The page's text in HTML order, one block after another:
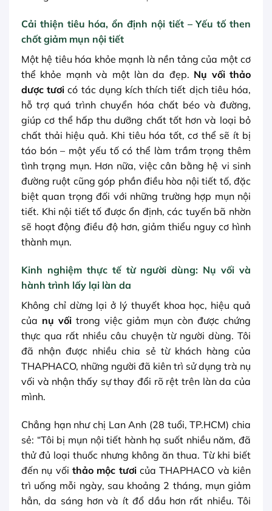
Cải thiện tiêu hóa, ổn định nội tiết – Yếu tố then
chốt giảm mụn nội tiết
Một hệ tiêu hóa khỏe mạnh là nền tảng của một cơ
thể khỏe mạnh và một làn da đẹp. Nụ vối thảo
dược tươi có tác dụng kích thích tiết dịch tiêu hóa,
hỗ trợ quá trình chuyển hóa chất béo và đường,
giúp cơ thể hấp thu dưỡng chất tốt hơn và loại bỏ
chất thải hiệu quả. Khi tiêu hóa tốt, cơ thể sẽ ít bị
táo bón – một yếu tố có thể làm trầm trọng thêm
tình trạng mụn. Hơn nữa, việc cân bằng hệ vi sinh
đường ruột cũng góp phần điều hòa nội tiết tố, đặc
biệt quan trọng đối với những trường hợp mụn nội
tiết. Khi nội tiết tố được ổn định, các tuyến bã nhờn
sẽ hoạt động điều độ hơn, giảm thiểu nguy cơ hình
thành mụn.
Kinh nghiệm thực tế từ người dùng: Nụ vối và
hành trình lấy lại làn da
Không chỉ dừng lại ở lý thuyết khoa học, hiệu quả
của nụ vốitrong việc giảm mụn còn được chứng
thực qua rất nhiều câu chuyện từ người dùng. Tôi
đã nhận được nhiều chia sẻ từ khách hàng của
THAPHACO, những người đã kiên trì sử dụng trà nụ
vối và nhận thấy sự thay đổi rõ rệt trên làn da của
mình.
Chẳng hạn như chị Lan Anh (28 tuổi, TP.HCM) chia
sẻ: “Tôi bị mụn nội tiết hành hạ suốt nhiều năm, đã
thử đủ loại thuốc nhưng không ăn thua. Từ khi biết
đến nụ vối thảo mộc tươicủa THAPHACO và kiên
trì uống mỗi ngày, sau khoảng 2 tháng, mụn giảm
hẳn, da sáng hơn và ít đổ dầu hơn rất nhiều. Tôi